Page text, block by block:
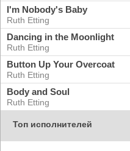
I'm Nobody's Baby
Ruth Etting
Dancing in the Moonlight
Ruth Etting
Button Up Your Overcoat
Ruth Etting
Body and Soul
Ruth Etting
Топ исполнителей